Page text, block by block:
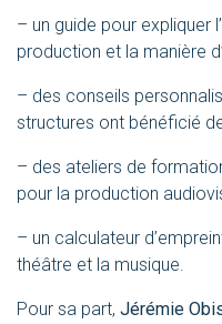
– un guide pour expliquer
production et la manière
– des conseils
structures ont bénéficié
– des ateliers de
pour la production
– un calculateur
théâtre et la musique.
Pour sa part, Jérémie